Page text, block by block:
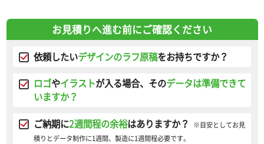
お見積りへ進む前にご確認ください
依頼したいデザインのラフ原稿をお持ちですか？
ロゴやイラストが入る場合、そのデータは準備できて
いますか？
ご納期に2週間程の余裕はありますか？
※目安としてお見
積りとデータ制作に1週間、製造に1週間程必要です。